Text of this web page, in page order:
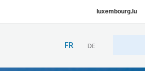
luxembourg.lu
FR DE